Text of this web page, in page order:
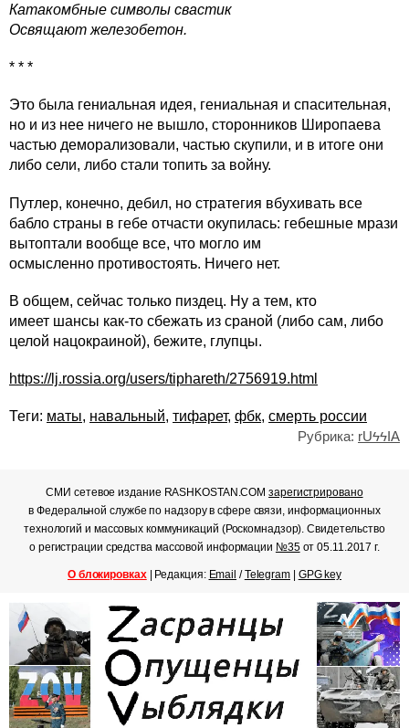
Катакомбные символы свастик
Освящают железобетон.
* * *
Это была гениальная идея, гениальная и спасительная,
но и из нее ничего не вышло, сторонников Широпаева
частью деморализовали, частью скупили, и в итоге они
либо сели, либо стали топить за войну.
Путлер, конечно, дебил, но стратегия вбухивать все
бабло страны в гебе отчасти окупилась: гебешные мрази
вытоптали вообще все, что могло им
осмысленно противостоять. Ничего нет.
В общем, сейчас только пиздец. Ну а тем, кто
имеет шансы как-то сбежать из сраной (либо сам, либо
целой нацокраиной), бежите, глупцы.
https://lj.rossia.org/users/tiphareth/2756919.html
Теги: маты, навальный, тифарет, фбк, смерть россии
Рубрика: rUϟϟIA
СМИ сетевое издание RASHKOSTAN.COMзарегистрировано
в Федеральной службе по надзору в сфере связи, информационных
технологий и массовых коммуникаций (Роскомнадзор). Свидетельство
о регистрации средства массовой информации №35от 05.11.2017 г.
О блокировках| Редакция: Email /Telegram| GPG key